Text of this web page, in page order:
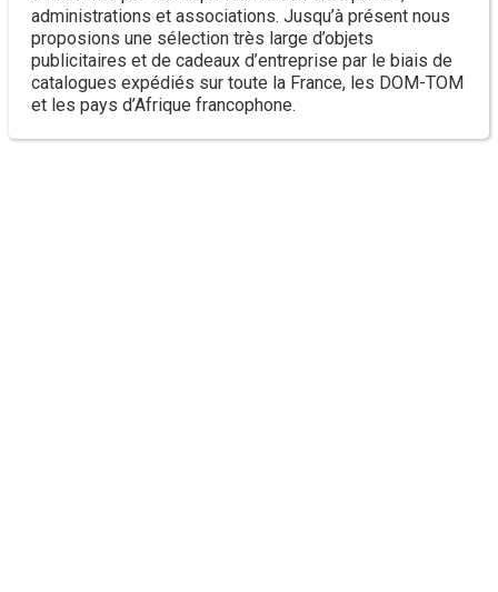
administrations et associations. Jusqu’à présent nous
proposions une sélection très large d’objets
publicitaires et de cadeaux d’entreprise par le biais de
catalogues expédiés sur toute la France, les DOM-TOM
et les pays d’Afrique francophone.